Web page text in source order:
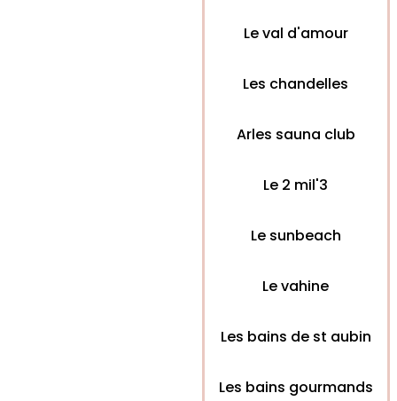
Le val d'amour
Les chandelles
Arles sauna club
Le 2 mil'3
Le sunbeach
Le vahine
Les bains de st aubin
Les bains gourmands